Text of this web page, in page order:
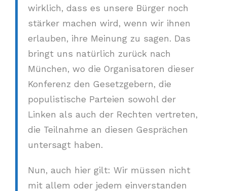
wirklich, dass es unsere Bürger noch
stärker machen wird, wenn wir ihnen
erlauben, ihre Meinung zu sagen. Das
bringt uns natürlich zurück nach
München, wo die Organisatoren dieser
Konferenz den Gesetzgebern, die
populistische Parteien sowohl der
Linken als auch der Rechten vertreten,
die Teilnahme an diesen Gesprächen
untersagt haben.
Nun, auch hier gilt: Wir müssen nicht
mit allem oder jedem einverstanden